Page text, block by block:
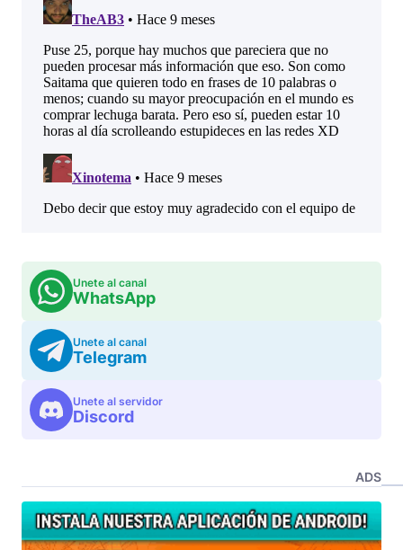
Unete al canal
WhatsApp
Unete al canal
Telegram
Unete al servidor
Discord
ADS